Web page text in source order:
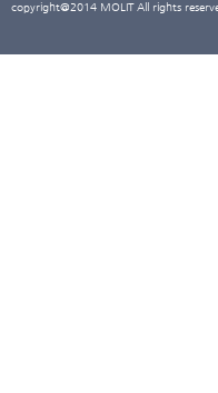
copyright@2014 MOLIT All rights